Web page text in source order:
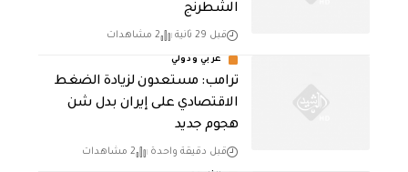
الشطرنج
قبل 29 ثانية 2 مشاهدات
عربي ودولي
‏ترامب: مستعدون لزيادة الضغط
الاقتصادي على إيران بدل شن
هجوم جديد
قبل دقيقة واحدة 2 مشاهدات